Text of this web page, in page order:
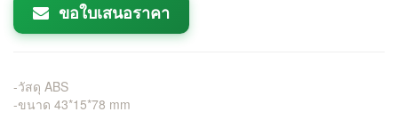
ขอใบเสนอราคา
-วัสดุ ABS
-ขนาด 43*15*78 mm